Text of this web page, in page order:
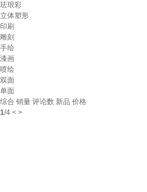
珐琅彩
立体塑形
印刷
雕刻
手绘
漆画
喷绘
双面
单面
综合 销量 评论数 新品 价格
1/4 < >